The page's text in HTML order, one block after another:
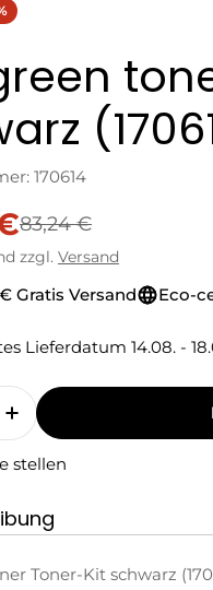
170614
83,24 €
zzgl. Versand
Gratis Versand Eco-
Lieferdatum 14.08. -
Für My Green
Menge Für My
stellen
Toner-Kit schwarz